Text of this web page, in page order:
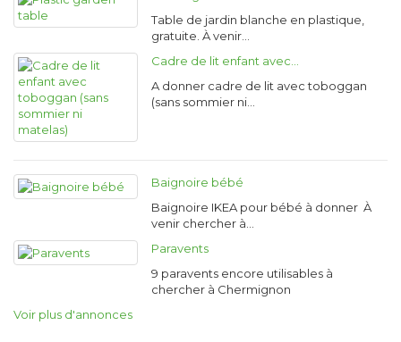
Table de jardin blanche en plastique,
gratuite. À venir…
Cadre de lit enfant avec…
A donner cadre de lit avec toboggan
(sans sommier ni…
Baignoire bébé
Baignoire IKEA pour bébé à donner À
venir chercher à…
Paravents
9 paravents encore utilisables à
chercher à Chermignon
Voir plus d'annonces